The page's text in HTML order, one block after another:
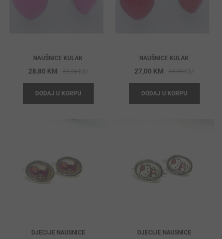
NAUŠNICE KULAK
32,00
price
32,00 KM.
28,80 KM
price
28,80 KM.
DODAJ U KORPU
NAUŠNICE KULAK
30,00
price
30,00
27,00 KM
price
27,00
DODAJ U KORPU
DJECIJE NAUSNICE
DJECIJE NAUSNICE